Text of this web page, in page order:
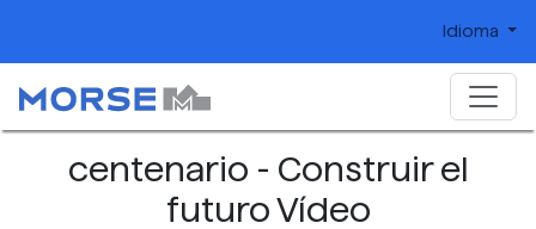
Idioma
centenario - Construir el
futuro Vídeo